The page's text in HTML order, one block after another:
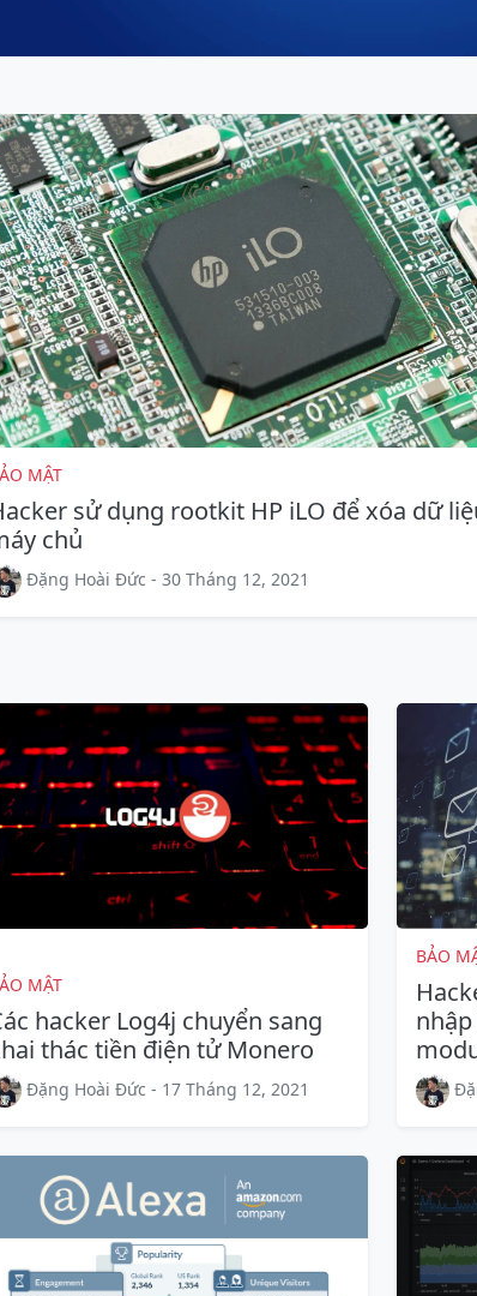
MẬT
sử dụng rootkit HP iLO để xóa dữ
chủ
Đặng Hoài Đức - 30 Tháng 12, 2021
MẬT
hacker Log4j chuyển sang
thác tiền điện tử Monero
Đặng Hoài Đức - 17 Tháng 12, 2021
BẢO